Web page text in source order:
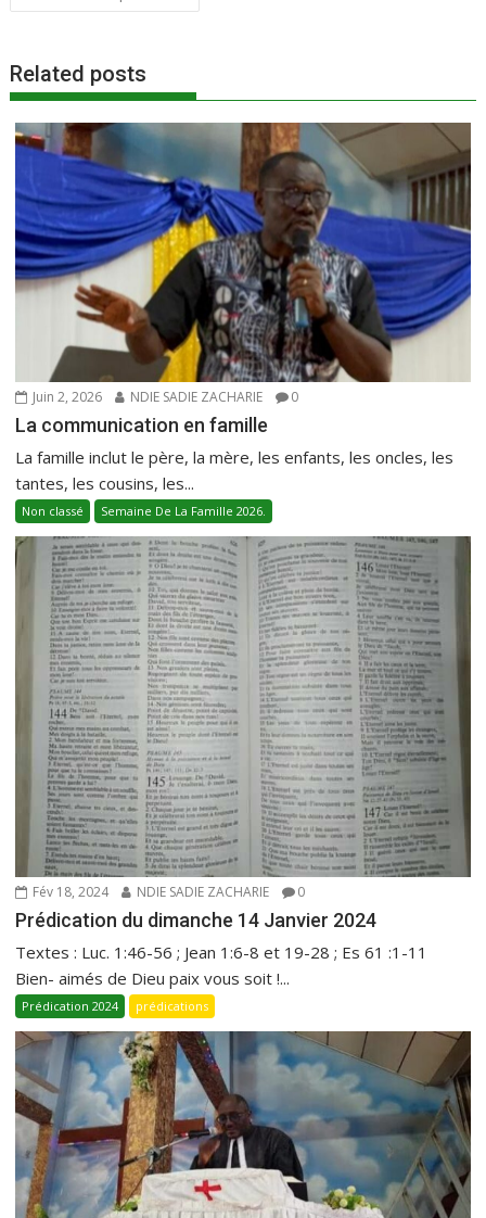
o
o
k
p
p
de
Related posts
Juin 2, 2026 NDIE SADIE ZACHARIE 0
La communication en famille
La famille inclut le père, la mère, les enfants, les oncles, les
tantes, les cousins, les...
Non classé Semaine De La Famille 2026.
Fév 18, 2024 NDIE SADIE ZACHARIE 0
Prédication du dimanche 14 Janvier 2024
Textes : Luc. 1:46-56 ; Jean 1:6-8 et 19-28 ; Es 61 :1-11
Bien- aimés de Dieu paix vous soit !...
Prédication 2024 prédications